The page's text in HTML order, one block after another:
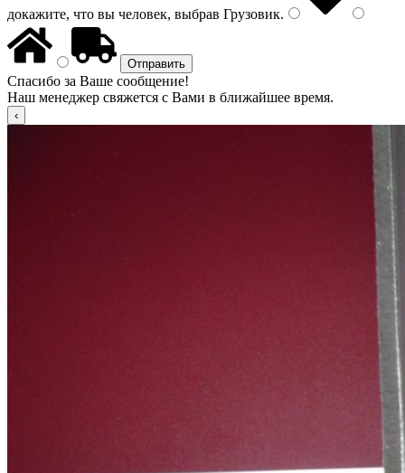
докажите, что вы человек, выбрав Грузовик.
Спасибо за Ваше сообщение!
Наш менеджер свяжется с Вами в ближайшее время.